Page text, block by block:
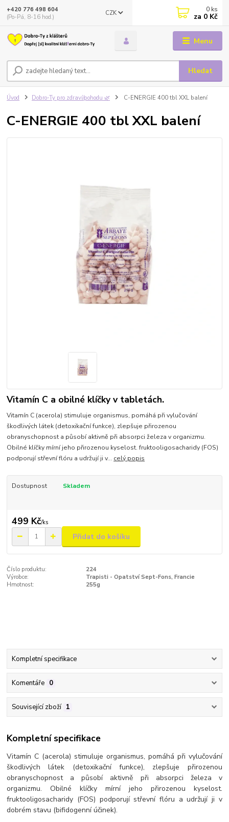
Menu
CZK
Hledat
+420 776 498 604
(Po-Pá, 8-16 hod.)
0 ks
za 0 Kč
Úvod Dobro-Ty pro zdraví/pohodu 🌿 C-ENERGIE 400 tbl XXL balení
C-ENERGIE 400 tbl XXL balení
Vitamín C a obilné klíčky v tabletách.
Vitamín C (acerola) stimuluje organismus, pomáhá při vylučování
škodlivých látek (detoxikační funkce), zlepšuje přirozenou
obranyschopnost a působí aktivně při absorpci železa v organizmu.
Obilné klíčky mírní jeho přirozenou kyselost. fruktooligosacharidy (FOS)
podporují střevní flóru a udržují ji v... celý popis
Dostupnost Skladem
499 Kč/ks
Přidat do košíku
Číslo produktu:
224
Výrobce:
Trapisti - Opatství Sept-Fons, Francie
Hmotnost:
255g
Kompletní specifikace
Komentáře 0
Související zboží 1
Kompletní specifikace
Vitamín C (acerola) stimuluje organismus, pomáhá při vylučování
škodlivých látek (detoxikační funkce), zlepšuje přirozenou
obranyschopnost a působí aktivně při absorpci železa v
organizmu. Obilné klíčky mírní jeho přirozenou kyselost.
fruktooligosacharidy (FOS) podporují střevní flóru a udržují ji v
dobrém stavu (bifidogenní účinek).